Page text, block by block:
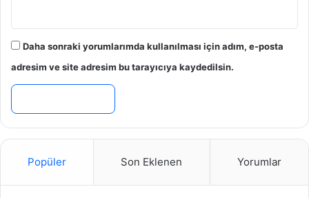
Daha sonraki yorumlarımda kullanılması için adım, e-posta
adresim ve site adresim bu tarayıcıya kaydedilsin.
Popüler Son Eklenen Yorumlar